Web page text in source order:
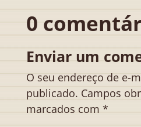
0
Enviar um
O seu endereço de e-
publicado. Campos
marcados com *